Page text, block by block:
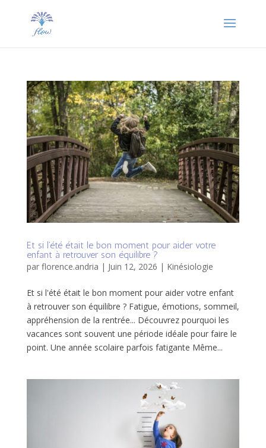
Et si l’été était le bon moment pour aider votre
enfant à retrouver son équilibre ?
par florence.andria | Juin 12, 2026 | Kinésiologie
Et si l'été était le bon moment pour aider votre enfant
à retrouver son équilibre ? Fatigue, émotions, sommeil,
appréhension de la rentrée... Découvrez pourquoi les
vacances sont souvent une période idéale pour faire le
point. Une année scolaire parfois fatigante Même...